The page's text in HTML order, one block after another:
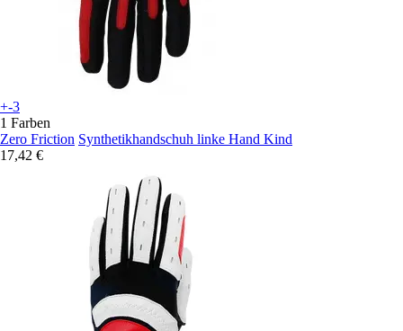
+-3
1 Farben
Zero Friction Synthetikhandschuh linke Hand Kind
17,42 €